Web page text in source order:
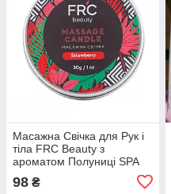
Масажна Свічка для Рук і
тіла FRC Beauty з
ароматом Полуниці SPA
догляд за руками Масажні
свічки для манікюру
98 ₴